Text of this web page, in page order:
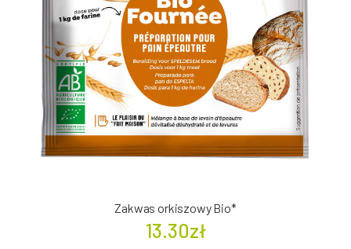
Zakwas orkiszowy Bio*
13.30zł